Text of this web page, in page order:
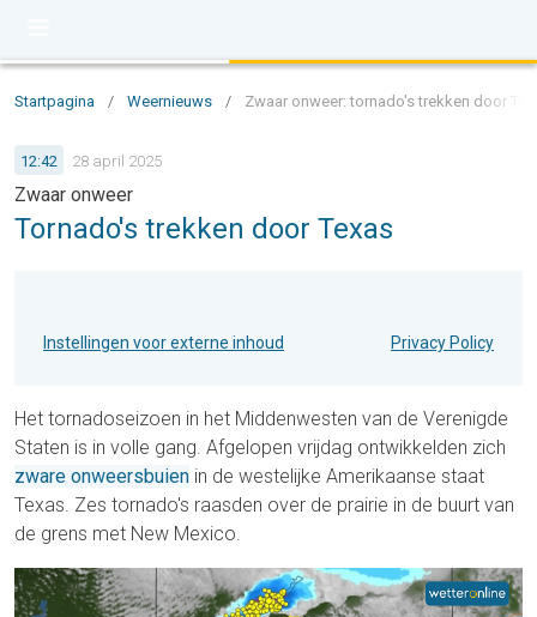
Startpagina / Weernieuws / Zwaar onweer: tornado's trekken door
12:42 28 april 2025
Zwaar onweer
Tornado's trekken door Texas
Instellingen voor externe inhoud Privacy Policy
Het tornadoseizoen in het Middenwesten van de Verenigde
Staten is in volle gang. Afgelopen vrijdag ontwikkelden zich
zware onweersbuien in de westelijke Amerikaanse staat
Texas. Zes tornado's raasden over de prairie in de buurt van
de grens met New Mexico.